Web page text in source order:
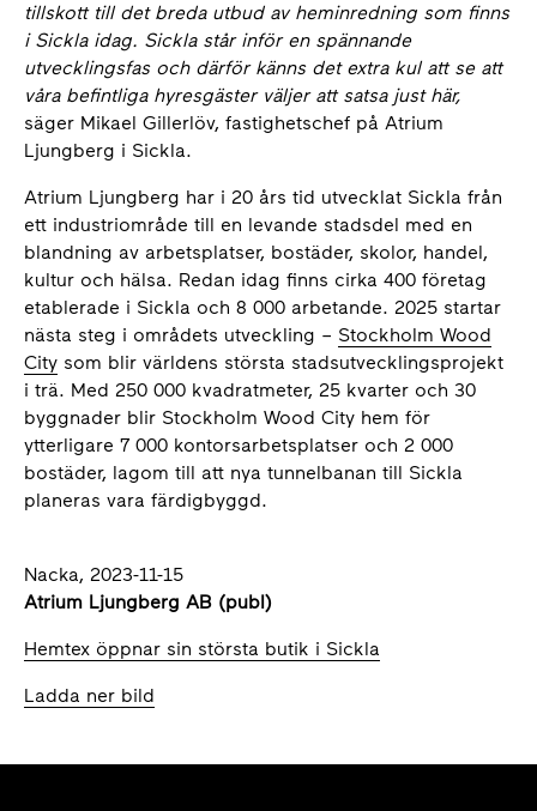
tillskott till det breda utbud av heminredning som finns
i Sickla idag. Sickla står inför en spännande
utvecklingsfas och därför känns det extra kul att se att
våra befintliga hyresgäster väljer att satsa just här,
säger Mikael Gillerlöv, fastighetschef på Atrium
Ljungberg i Sickla.
Atrium Ljungberg har i 20 års tid utvecklat Sickla från
ett industriområde till en levande stadsdel med en
blandning av arbetsplatser, bostäder, skolor, handel,
kultur och hälsa. Redan idag finns cirka 400 företag
etablerade i Sickla och 8 000 arbetande. 2025 startar
nästa steg i områdets utveckling – Stockholm Wood
City som blir världens största stadsutvecklingsprojekt
i trä. Med 250 000 kvadratmeter, 25 kvarter och 30
byggnader blir Stockholm Wood City hem för
ytterligare 7 000 kontorsarbetsplatser och 2 000
bostäder, lagom till att nya tunnelbanan till Sickla
planeras vara färdigbyggd.
Nacka, 2023-11-15
Atrium Ljungberg AB (publ)
Hemtex öppnar sin största butik i Sickla
Ladda ner bild